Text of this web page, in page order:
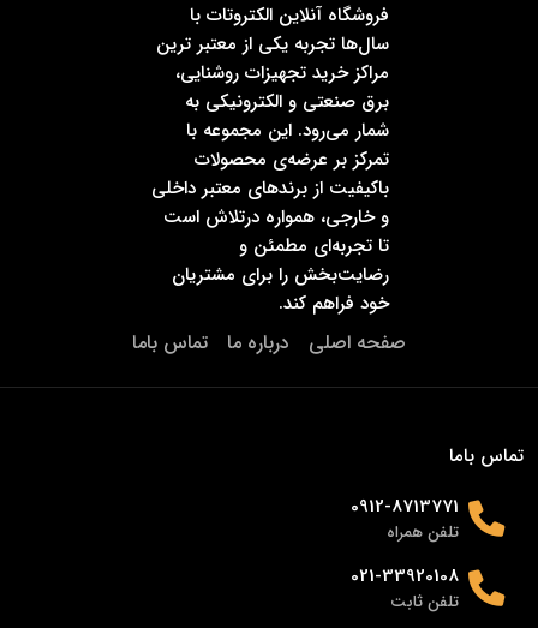
فروشگاه آنلاین الکتروتات با
سال‌ها تجربه یکی از معتبر ترین
مراکز خرید تجهیزات روشنایی،
برق صنعتی و الکترونیکی به
شمار می‌رود. این مجموعه با
تمرکز بر عرضه‌ی محصولات
باکیفیت از برندهای معتبر داخلی
و خارجی، همواره درتلاش است
تا تجربه‌ای مطمئن و
رضایت‌بخش را برای مشتریان
خود فراهم کند.
صفحه اصلی درباره ما تماس باما
تماس باما
0912-8713771
تلفن همراه
021-33920108
تلفن ثابت